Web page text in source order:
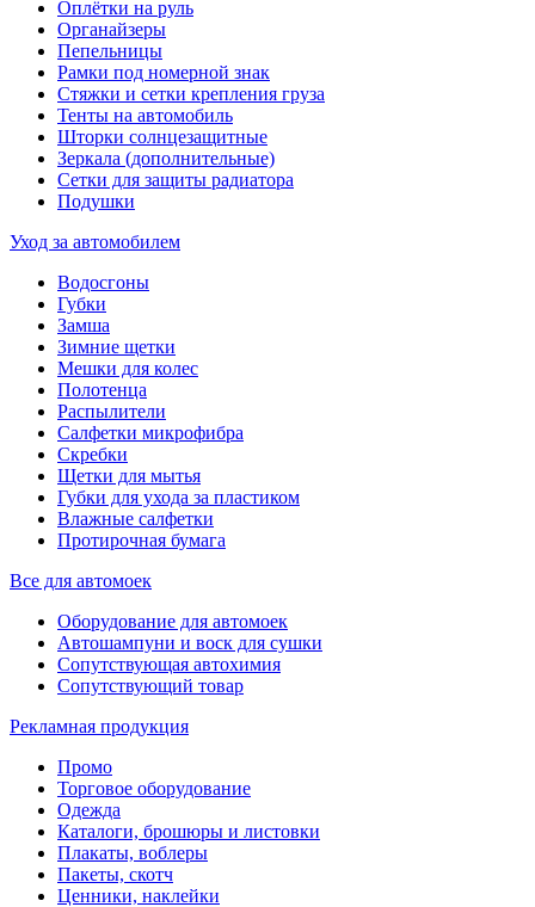
Оплётки на руль
Органайзеры
Пепельницы
Рамки под номерной знак
Стяжки и сетки крепления груза
Тенты на автомобиль
Шторки солнцезащитные
Зеркала (дополнительные)
Сетки для защиты радиатора
Подушки
Уход за автомобилем
Водосгоны
Губки
Замша
Зимние щетки
Мешки для колес
Полотенца
Распылители
Салфетки микрофибра
Скребки
Щетки для мытья
Губки для ухода за пластиком
Влажные салфетки
Протирочная бумага
Все для автомоек
Оборудование для автомоек
Автошампуни и воск для сушки
Сопутствующая автохимия
Сопутствующий товар
Рекламная продукция
Промо
Торговое оборудование
Одежда
Каталоги, брошюры и листовки
Плакаты, воблеры
Пакеты, скотч
Ценники, наклейки